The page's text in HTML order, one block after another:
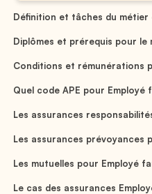
Définition et tâches du métier
Diplômes et prérequis pour le
Conditions et rémunérations
Quel code APE pour Employé
Les assurances
Les assurances prévoyances
Les mutuelles pour Employé
Le cas des assurances